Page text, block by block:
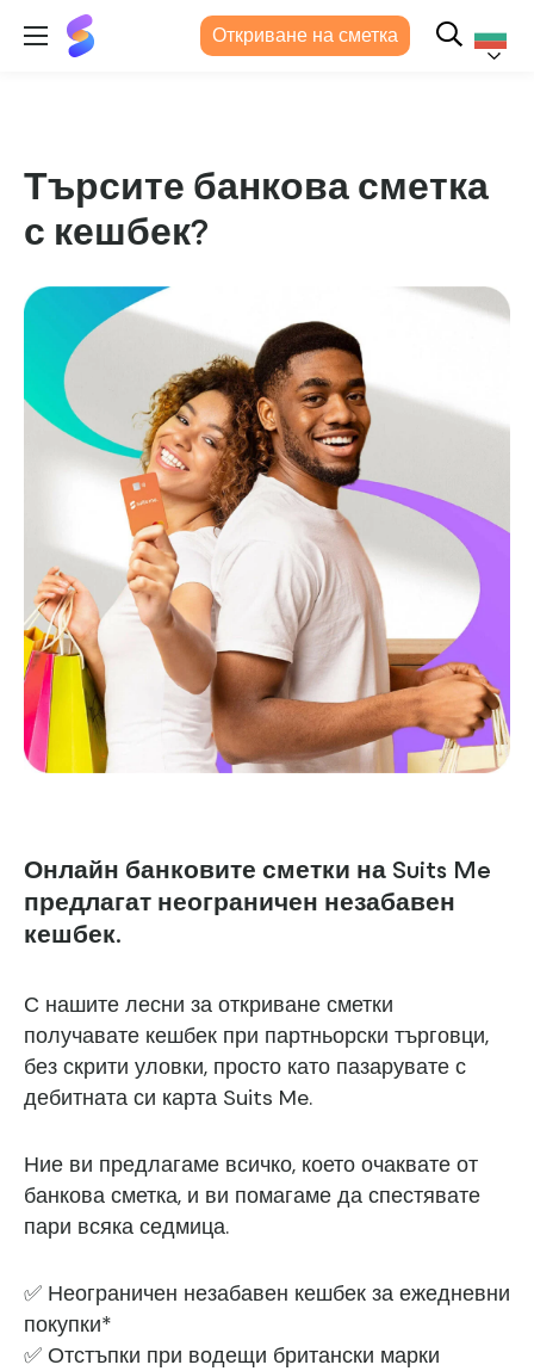
Suits
Me® Откриване на сметка
Търсите банкова сметка
с кешбек?
Онлайн банковите сметки на Suits Me
предлагат неограничен незабавен
кешбек.
С нашите лесни за откриване сметки
получавате кешбек при партньорски търговци,
без скрити уловки, просто като пазарувате с
дебитната си карта Suits Me.
Ние ви предлагаме всичко, което очаквате от
банкова сметка, и ви помагаме да спестявате
пари всяка седмица.
✅ Неограничен незабавен кешбек за ежедневни
покупки*
✅ Отстъпки при водещи британски марки